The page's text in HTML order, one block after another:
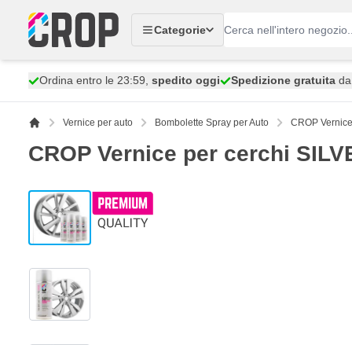
Categorie
Ordina entro le 23:59, spedito oggi Spedizione gratuita
Vernice per auto Bombolette Spray per Auto CROP
CROP Vernice per cerchi
View larger image